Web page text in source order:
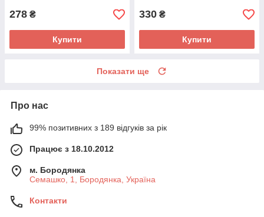
278 ₴
Купити
330 ₴
Купити
Показати ще
Про нас
99% позитивних з 189 відгуків за рік
Працює з 18.10.2012
м. Бородянка
Семашко, 1, Бородянка, Україна
Контакти